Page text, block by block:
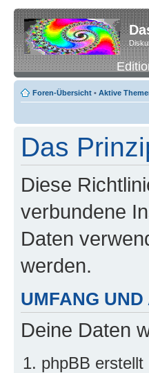
Foren-Übersicht • Aktive
Das
Diese
verbundene
Daten
werden.
UMFANG
Deine Daten
phpBB